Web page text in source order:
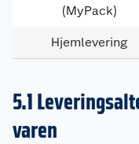
(MyPack)
Hjemlevering
5.1
varen